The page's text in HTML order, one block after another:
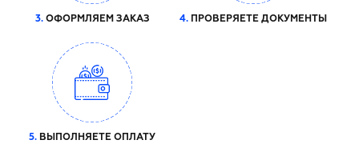
3.ОФОРМЛЯЕМ ЗАКАЗ 4.ПРОВЕРЯЕТЕ ДОКУМЕНТЫ
5. ВЫПОЛНЯЕТЕ ОПЛАТУ